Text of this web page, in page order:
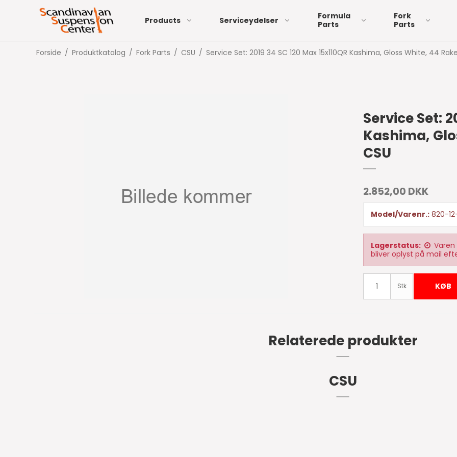
Products Serviceydelser
Formula
Parts
Fork
Parts
Forside / Produktkatalog / Fork Parts / CSU / Service Set: 2019 34 SC 120 Max 15x110QR Kashima, Gloss White, 44
Service Set:
Kashima,
CSU
2.852,00 DKK
Model/Varenr.: 820-
Lagerstatus:
bliver oplyst på mail
Stk KØB
Relaterede produkter
CSU